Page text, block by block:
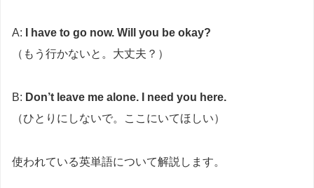
A:
I have to go now. Will you be okay?
（もう行かないと。大丈夫？）
B: Don’t leave me alone. I need you here.
（ひとりにしないで。ここにいてほしい）
使われている英単語について解説します。